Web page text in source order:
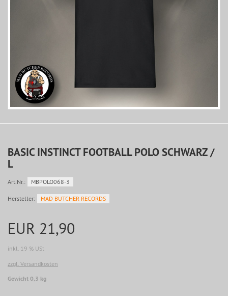
BASIC INSTINCT FOOTBALL POLO SCHWARZ /
L
Art.Nr.: MBPOLO068-3
Hersteller: MAD BUTCHER RECORDS
EUR 21,90
inkl. 19 % USt
zzgl. Versandkosten
Gewicht 0,3 kg